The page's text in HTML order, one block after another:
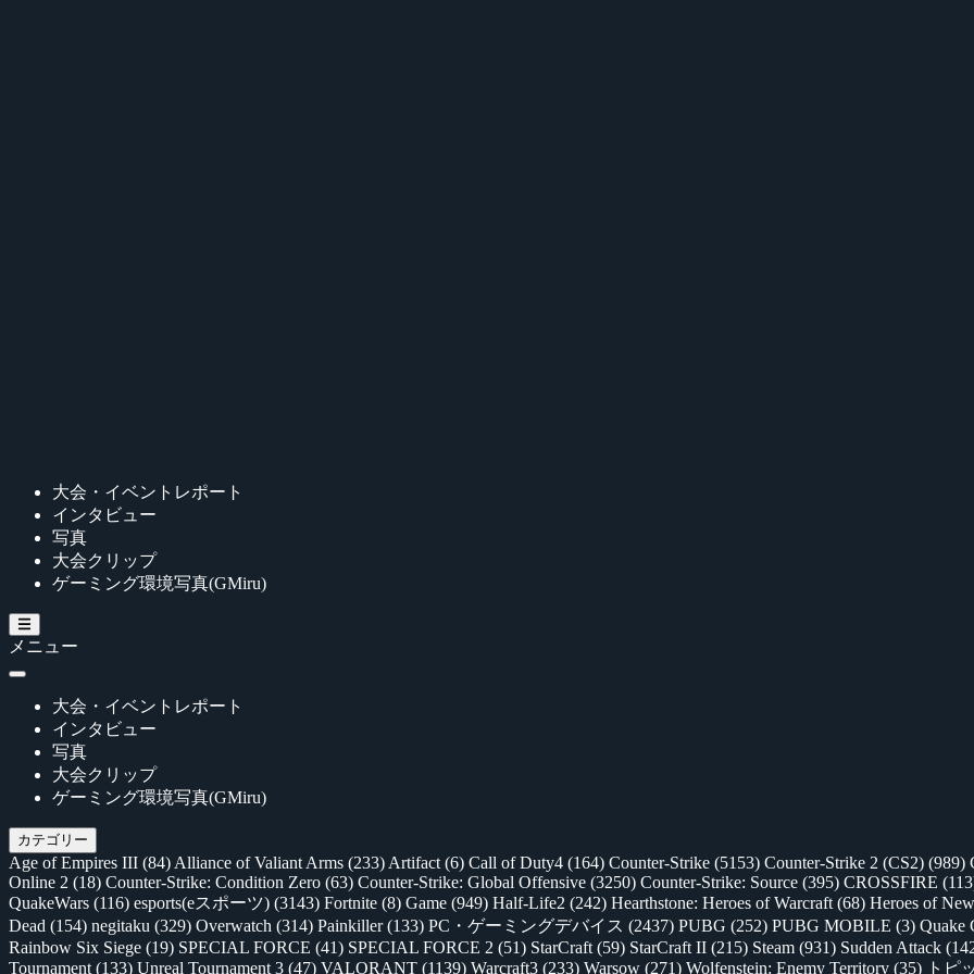
大会・イベントレポート
インタビュー
写真
大会クリップ
ゲーミング環境写真(GMiru)
メニュー
大会・イベントレポート
インタビュー
写真
大会クリップ
ゲーミング環境写真(GMiru)
カテゴリー
Age of Empires III (84) Alliance of Valiant Arms (233) Artifact (6) Call of Duty4 (164) Counter-Strike (5153) Counter-Strike 2 (CS2) (989)
Online 2 (18) Counter-Strike: Condition Zero (63) Counter-Strike: Global Offensive (3250) Counter-Strike: Source (395) CROSSFIRE
QuakeWars (116) esports(eスポーツ) (3143) Fortnite (8) Game (949) Half-Life2 (242) Hearthstone: Heroes of Warcraft (68) Heroes of
Dead (154) negitaku (329) Overwatch (314) Painkiller(133) PC・ゲーミングデバイス (2437) PUBG (252) PUBG MOBILE (3) Quake
Rainbow Six Siege (19) SPECIAL FORCE (41) SPECIAL FORCE 2 (51) StarCraft (59) StarCraft II (215) Steam (931) Sudden Attack
Tournament (133) Unreal Tournament 3 (47) VALORANT (1139) Warcraft3 (233) Warsow (271) Wolfenstein: Enemy Territory (35) トピ